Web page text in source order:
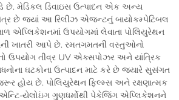
છે. મેડિકલ ડિવાઇસ ઉત્પાદન એક અન્ય
છે જ્યાં આ રિલીઝ એજન્ટનું બાયોકમ્પેટિબલ
એપ્લિકેશનમાં ઉપયોગમાં લેવાતા પોલિયુરેથન
ખાતરી આપે છે. રમતગમતની વસ્તુઓનો
ઉપયોગ તીવ્ર UV એક્સપોઝર અને યાંત્રિક
ઘટકોના ઉત્પાદન માટે કરે છે જ્યારે સુસંગત
હોય છે. પોલિયુરેથન ફિલ્મ્સ અને રક્ષણાત્મક
એન્ટિ-યેલોઇંગ ગુણધર્મોથી પેકેજિંગ એપ્લિકેશનને